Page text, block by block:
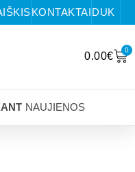
KONTAKTAIDUK
0.00€
0
NAUJIENOS